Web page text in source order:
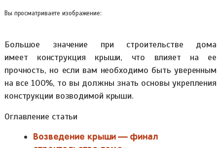
Вы просматриваете изображение:
Большое значение при строительстве дома
имеет конструкция крыши, что влияет на ее
прочность, но если вам необходимо быть уверенным
на все 100%, то вы должны знать основы укрепления
конструкции возводимой крыши.
Оглавление статьи
Возведение крыши — финал